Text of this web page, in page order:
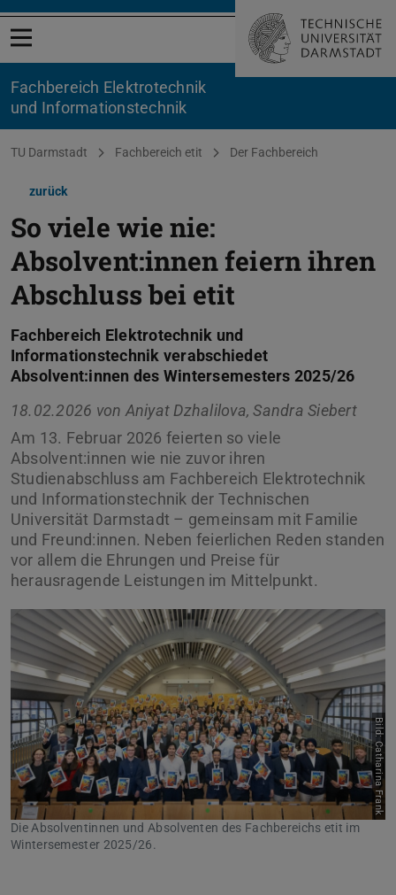
Menü öffnen
Fachbereich Elektrotechnik
und Informationstechnik
Sie befinden sich hier:
TU Darmstadt Fachbereich etit Der Fachbereich
zurück
So viele wie nie:
Absolvent:innen feiern ihren
Abschluss bei etit
Fachbereich Elektrotechnik und
Informationstechnik verabschiedet
Absolvent:innen des Wintersemesters 2025/26
18.02.2026 von Aniyat Dzhalilova, Sandra Siebert
Am 13. Februar 2026 feierten so viele
Absolvent:innen wie nie zuvor ihren
Studienabschluss am Fachbereich Elektrotechnik
und Informationstechnik der Technischen
Universität Darmstadt – gemeinsam mit Familie
und Freund:innen. Neben feierlichen Reden standen
vor allem die Ehrungen und Preise für
herausragende Leistungen im Mittelpunkt.
Bild: Catharina Frank
Die Absolventinnen und Absolventen des Fachbereichs etit im
Wintersemester 2025/26.
Zurück Vor